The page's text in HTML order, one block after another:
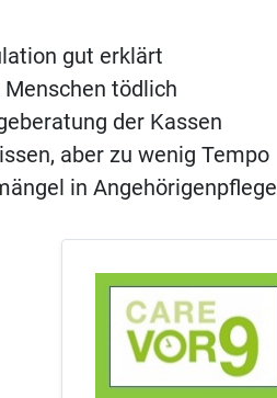
gut erklärt
tödlich
der Kassen
aber zu wenig Tempo
in Angehörigenpflege